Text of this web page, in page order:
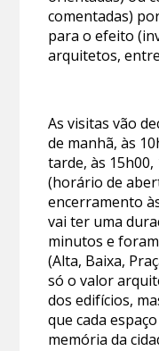
comentadas)
para o efeito
arquitetos,
As visitas vão
de manhã, às
tarde, às 15h00,
(horário de
encerramento
vai ter uma
minutos e
(Alta, Baixa,
só o valor
dos edifícios,
que cada
memória da